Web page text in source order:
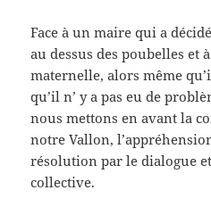
Face à un maire qui a
au dessus des poubelles et
maternelle, alors même
qu’il n’ y a pas eu de
nous mettons en avant la
notre Vallon,
résolution par le dialogue
collective.